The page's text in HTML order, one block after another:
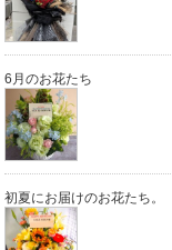
6月のお花たち
初夏にお届けのお花たち。